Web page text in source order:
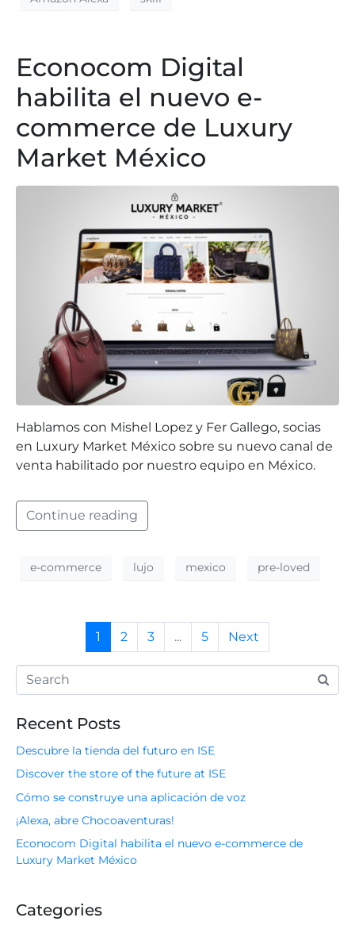
Econocom Digital
habilita el nuevo e-
commerce de Luxury
Market México
Hablamos con Mishel Lopez y Fer Gallego, socias
en Luxury Market México sobre su nuevo canal de
venta habilitado por nuestro equipo en México.
Continue reading
e-commerce lujo mexico pre-loved
1 2 3 ... 5 Next
Recent Posts
Descubre la tienda del futuro en ISE
Discover the store of the future at ISE
Cómo se construye una aplicación de voz
¡Alexa, abre Chocoaventuras!
Econocom Digital habilita el nuevo e-commerce de
Luxury Market México
Categories